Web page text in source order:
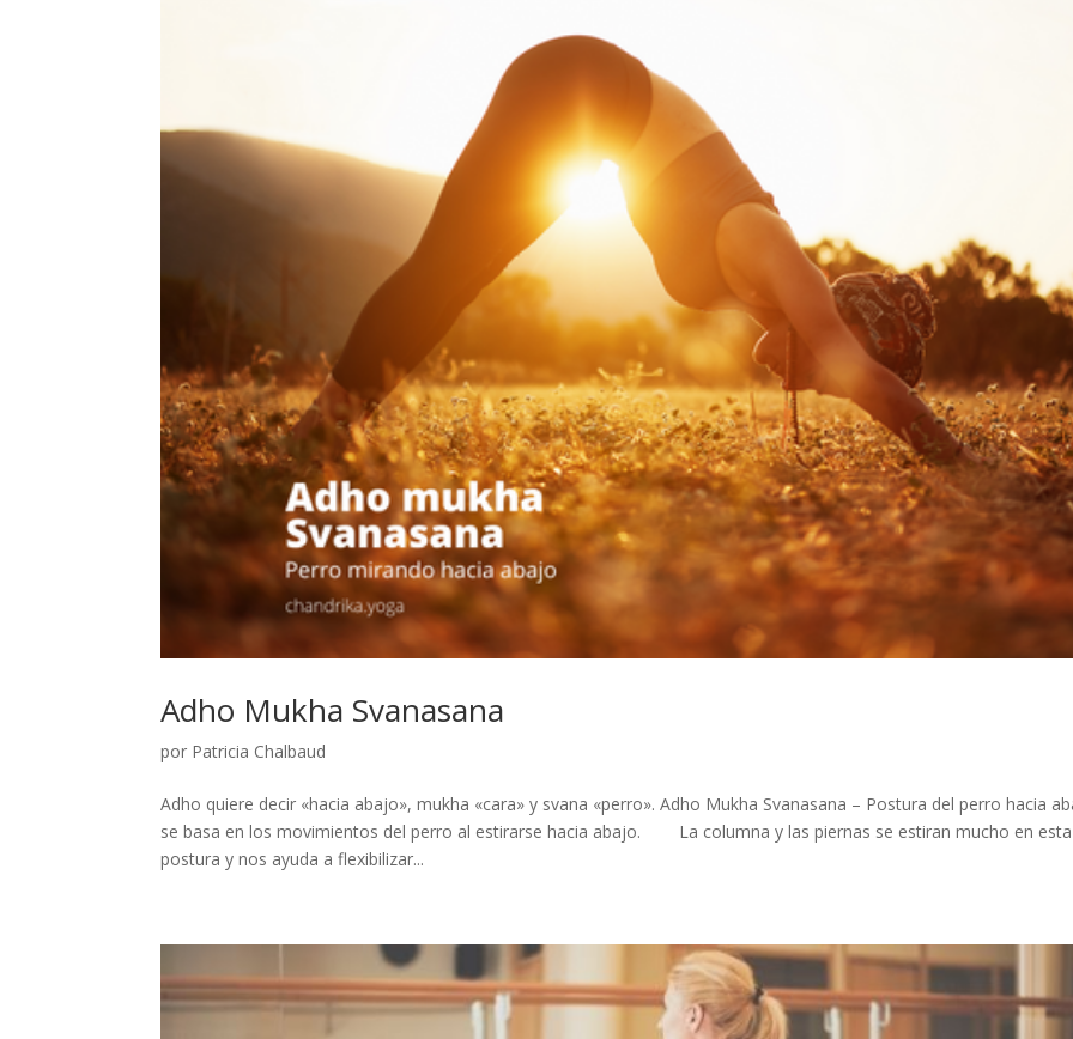
Adho Mukha Svanasana
por Patricia Chalbaud
Adho quiere decir «hacia abajo», mukha «cara» y svana «perro». Adho Mukha Svanasana – Postura del perro hacia
se basa en los movimientos del perro al estirarse hacia abajo. ⠀ ⠀ La columna y las piernas se estiran mucho en esta
postura y nos ayuda a flexibilizar...